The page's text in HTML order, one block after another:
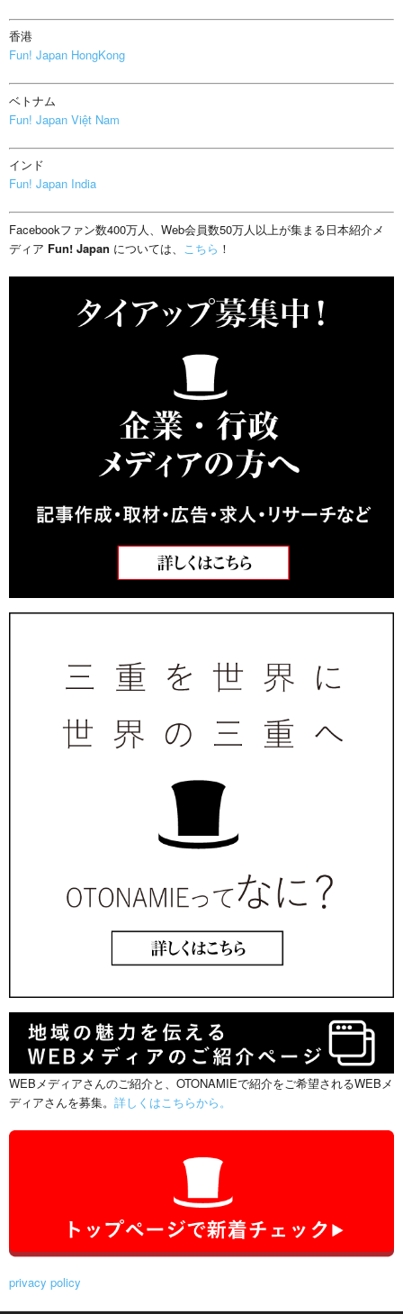
香港
Fun! Japan HongKong
ベトナム
Fun! Japan Việt Nam
インド
Fun! Japan India
Facebookファン数400万人、Web会員数50万人以上が集まる日本紹介メ
ディア Fun! Japan については、 こちら ！
WEBメディアさんのご紹介と、OTONAMIEで紹介をご希望されるWEBメ
ディアさんを募集。 詳しくはこちらから。
privacy policy